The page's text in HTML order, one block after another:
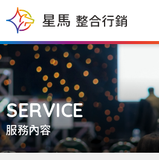
SERVICE
服務內容